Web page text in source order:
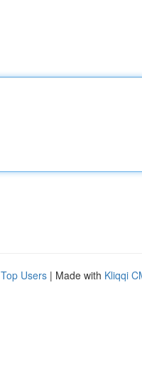
Top Users | Made with Kliqqi